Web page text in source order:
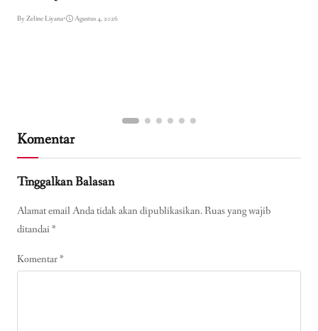
By Zeline Liyana• Agustus 4, 2026
Komentar
Tinggalkan Balasan
Alamat email Anda tidak akan dipublikasikan.Ruas yang wajib
ditandai*
Komentar*